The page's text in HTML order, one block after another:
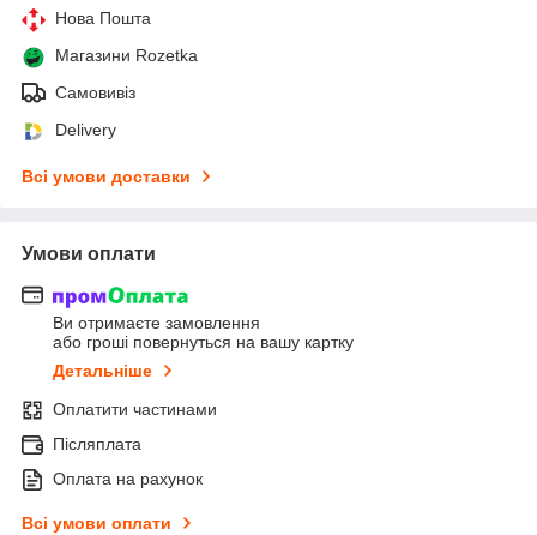
Нова Пошта
Магазини Rozetka
Самовивіз
Delivery
Всі умови доставки
Умови оплати
Ви отримаєте замовлення
або гроші повернуться на вашу картку
Детальніше
Оплатити частинами
Післяплата
Оплата на рахунок
Всі умови оплати